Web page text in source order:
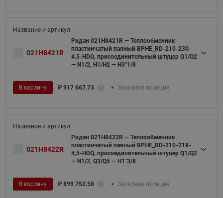
021H8421R
Ридан 021H8421R — Теплообменник
пластинчатый паяный BPHE_RD-210-230-
4.5-HDQ, присоединительный штуцер Q1/Q2
— N1/2, H1/H2 — H3"1/8
В корзину ₽ 917 667.73 Заказная позиция
021H8422R
Ридан 021H8422R — Теплообменник
пластинчатый паяный BPHE_RD-210-218-
4,5-HDQ, присоединительный штуцер Q1/Q2
— N1/2, Q3/Q5 — H1"3/8
В корзину ₽ 899 752.58 Заказная позиция